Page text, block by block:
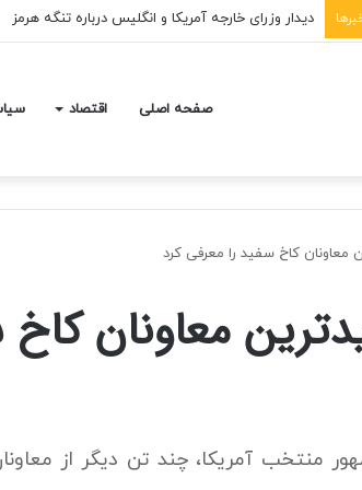
دیدار وزرای خارجه آمریکا و انگلیس درباره تنگه هرمز
صفحه اصلی اقتصاد
معاونان کاخ سفید را معرفی کرد
معاونان کاخ
منتخب آمریکا، چند تن دیگر از